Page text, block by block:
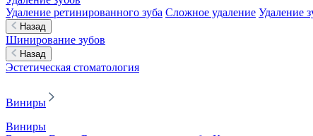
Удаление ретинированного зуба Сложное удаление Удаление
Назад
Шинирование зубов
Назад
Эстетическая стоматология
Виниры
Виниры